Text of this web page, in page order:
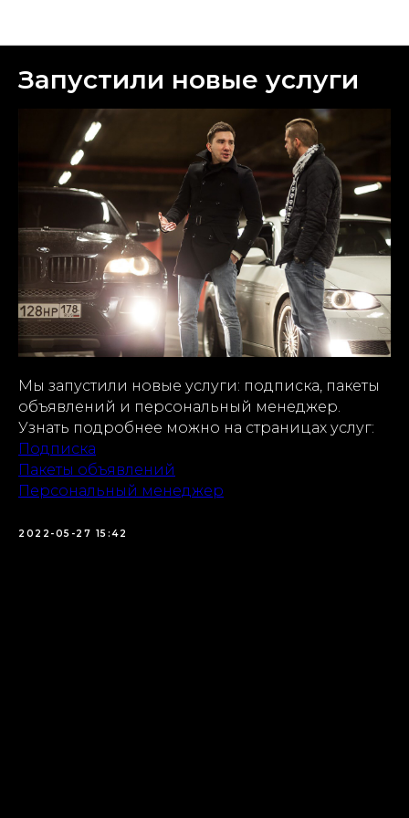
Запустили новые услуги
Мы запустили новые услуги: подписка, пакеты
объявлений и персональный менеджер.
Узнать подробнее можно на страницах услуг:
Подписка
Пакеты объявлений
Персональный менеджер
2022-05-27 15:42